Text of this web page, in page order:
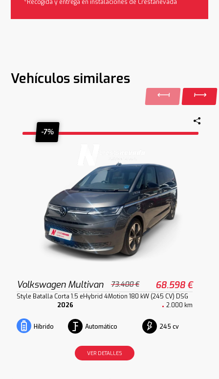
*Recogida y entrega en instalaciones de Crestanevada
Vehículos similares
-7%
Volkswagen Multivan 73.400 € 68.598 €
Style Batalla Corta 1.5 eHybrid 4Motion 180 kW (245 CV) DSG
2026
2.000 km
Híbrido Automático 245 cv
VER DETALLES